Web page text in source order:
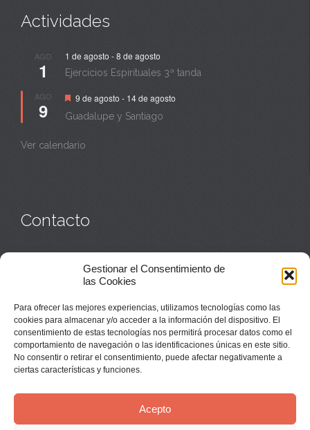
Gestionar el Consentimiento de
las Cookies
Para ofrecer las mejores experiencias, utilizamos tecnologías como las
cookies para almacenar y/o acceder a la información del dispositivo. El
consentimiento de estas tecnologías nos permitirá procesar datos como el
comportamiento de navegación o las identificaciones únicas en este sitio.
No consentir o retirar el consentimiento, puede afectar negativamente a
ciertas características y funciones.
Acepto
Actividades
AGO
1
1 de agosto -8 de agosto
Ejercicios Espirituales 3ª tanda
AGO
9
Destacado
9 de agosto - 14 de agosto
Guadalupe y Santiago
Ver calendario
Contacto
Casa de acogida:609 423 521o949 835 058
Parroquia y sacerdotes:949 835 111
Monasterio:monasterio@buenafuente.org
Información:informacion@buenafuente.org
Casa de acogida:
acogida@buenafuente.org
Ángel Moreno:angel@buenafuente.org